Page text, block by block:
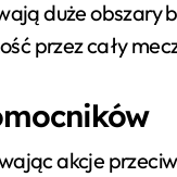
duże obszary
przez cały
akcje